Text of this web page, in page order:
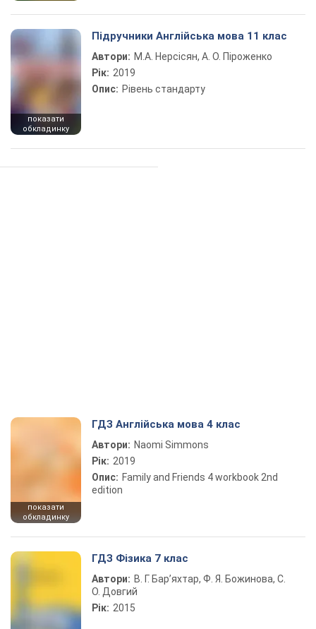
показати
обкладинку
Підручники Англійська мова 11 клас
Автори: М.А. Нерсісян, А. О. Піроженко
Рік: 2019
Опис: Рівень стандарту
показати
обкладинку
ГДЗ Англійська мова 4 клас
Автори: Naomi Simmons
Рік: 2019
Опис: Family and Friends 4 workbook 2nd
edition
ГДЗ Фізика 7 клас
Автори: В. Г. Бар’яхтар, Ф. Я. Божинова, С.
О. Довгий
Рік: 2015